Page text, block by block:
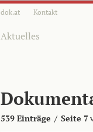
dok.at Kontakt
Aktuelles
539 Einträge / Seite 7